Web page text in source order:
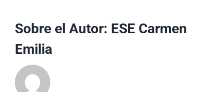
Sobre el Autor: ESE Carmen
Emilia